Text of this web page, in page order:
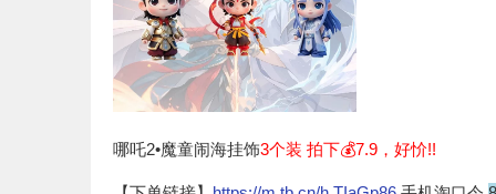
哪吒2•魔童闹海挂饰3个装 拍下💰7.9，好忦!!